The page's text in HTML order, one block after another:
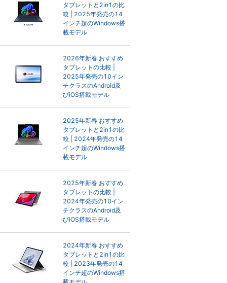
タブレットと2in1の比
較 | 2025年発売の14
インチ超のWindows搭
載モデル
2026年新春 おすすめ
タブレットの比較 |
2025年発売の10イン
チクラスのAndroid及
びiOS搭載モデル
2025年新春 おすすめ
タブレットと2in1の比
較 | 2024年発売の14
インチ超のWindows搭
載モデル
2025年新春 おすすめ
タブレットの比較 |
2024年発売の10イン
チクラスのAndroid及
びiOS搭載モデル
2024年新春 おすすめ
タブレットと2in1の比
較 | 2023年発売の14
インチ超のWindows搭